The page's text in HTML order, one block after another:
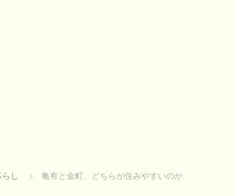
らし 亀有と金町、どちらが住みやすいのか